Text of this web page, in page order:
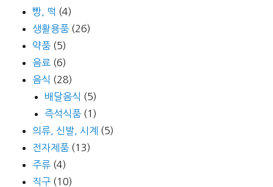
빵, 떡 (4)
생활용품 (26)
약품 (5)
음료 (6)
음식 (28)
배달음식 (5)
즉석식품 (1)
의류, 신발, 시계 (5)
전자제품 (13)
주류 (4)
직구 (10)